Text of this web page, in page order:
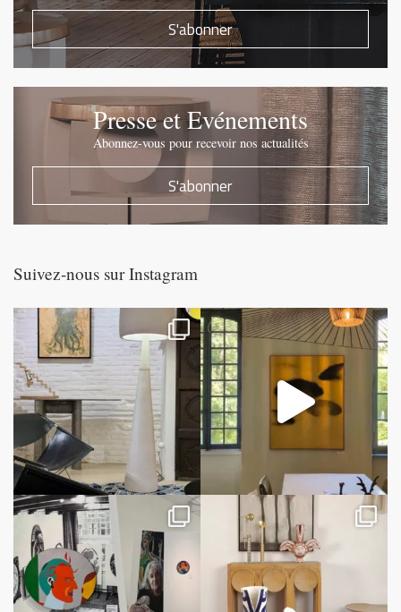
S'abonner
Presse et Evénements
Abonnez-vous pour recevoir nos actualités
S'abonner
Suivez-nous sur Instagram